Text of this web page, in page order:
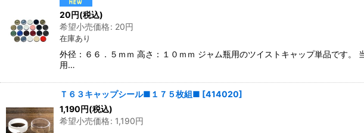
20 円(税込)
希望小売価格: 20円
在庫あり
外径：６６．５ｍｍ 高さ：１０ｍｍ ジャム瓶用のツイストキャップ単品です
用…
Ｔ６３キャップシール■１７５枚組■ [414020]
1,190 円(税込)
希望小売価格: 1,190円